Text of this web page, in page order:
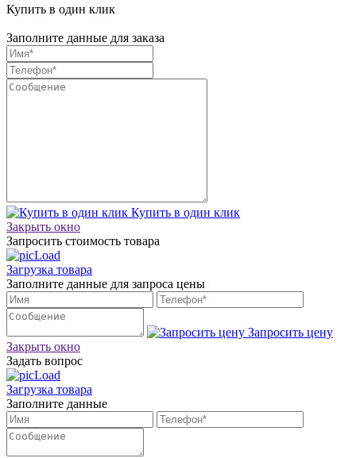
Купить в один клик
Заполните данные для заказа
Купить в один клик
Закрыть окно
Запросить стоимость товара
Загрузка товара
Заполните данные для запроса цены
Запросить цену
Закрыть окно
Задать вопрос
Загрузка товара
Заполните данные